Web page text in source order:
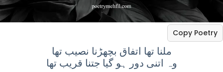
ملنا تھا اتفاق بچھڑنا نصیب تھا
وہ اتنی دور ہو گیا جتنا قریب تھا
Copy Poetry